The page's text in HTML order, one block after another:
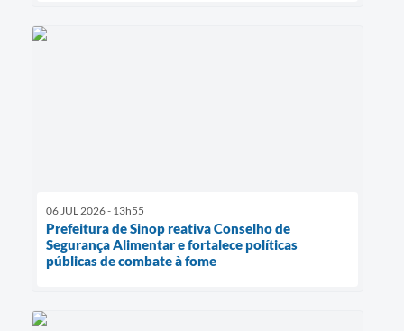
06 JUL 2026 - 13h55
Prefeitura de Sinop reativa Conselho de
Segurança Alimentar e fortalece políticas
públicas de combate à fome